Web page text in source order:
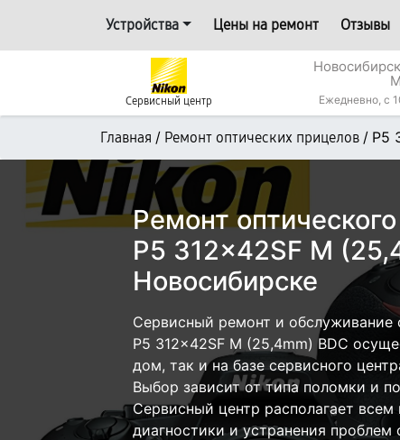
Устройства Цены на ремонт Отзывы
Сервисный центр
Ежедневно, с
Главная / Ремонт оптических прицелов / P5
Ремонт
P5 312x42SF M
Новосибирске
Сервисный ремонт и обслуживание
P5 312x42SF M (25,4mm) BDC
дом, так и на базе сервисного
Выбор зависит от типа поломки и
Сервисный центр располагает
диагностики и устранения проблем